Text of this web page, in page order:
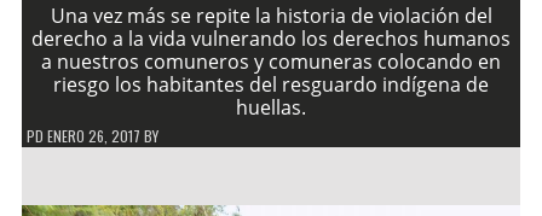
Una vez más se repite la historia de violación del
derecho a la vida vulnerando los derechos humanos
a nuestros comuneros y comuneras colocando en
riesgo los habitantes del resguardo indígena de
huellas.
PD ENERO 26, 2017 BY